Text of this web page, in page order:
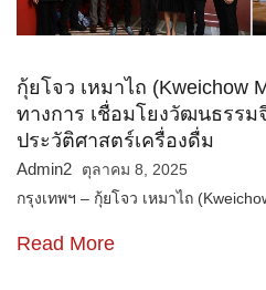
กุ้ยโจว เหมาไถ (Kweichow
ทางการ เชื่อมโยงวัฒนธรรม
ประวัติศาสตร์เครื่องดื่ม
Admin2
ตุลาคม 8, 2025
กรุงเทพฯ – กุ้ยโจว เหมาไถ
Read More